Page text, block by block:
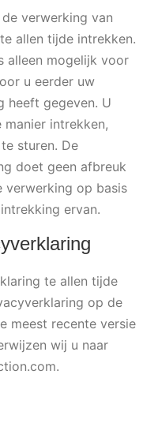
verwerking van
allen tijde intrekken.
alleen mogelijk voor
u eerder uw
heeft gegeven. U
intrekken,
sturen. De
doet geen afbreuk
verwerking op basis
ervan.
te allen tijde
op de
meest recente versie
wij u naar